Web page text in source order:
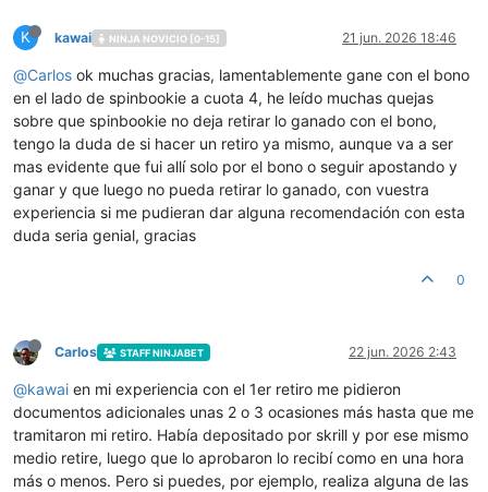
K kawai NINJA NOVICIO [0-15] 21 jun. 2026 18:46
@Carlos ok muchas gracias, lamentablemente gane con el bono
en el lado de spinbookie a cuota 4, he leído muchas quejas
sobre que spinbookie no deja retirar lo ganado con el bono,
tengo la duda de si hacer un retiro ya mismo, aunque va a ser
mas evidente que fui allí solo por el bono o seguir apostando y
ganar y que luego no pueda retirar lo ganado, con vuestra
experiencia si me pudieran dar alguna recomendación con esta
duda seria genial, gracias
0
Carlos STAFF NINJABET 22 jun. 2026 2:43
@kawai en mi experiencia con el 1er retiro me pidieron
documentos adicionales unas 2 o 3 ocasiones más hasta que me
tramitaron mi retiro. Había depositado por skrill y por ese mismo
medio retire, luego que lo aprobaron lo recibí como en una hora
más o menos. Pero si puedes, por ejemplo, realiza alguna de las